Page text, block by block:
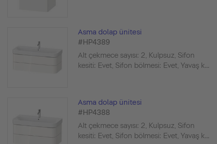
Asma dolap ünitesi
#HP4389
Alt çekmece sayısı: 2, Kulpsuz, Sifon
kesiti: Evet, Sifon bölmesi: Evet, Yavaş k...
Asma dolap ünitesi
#HP4388
Alt çekmece sayısı: 2, Kulpsuz, Sifon
kesiti: Evet, Sifon bölmesi: Evet, Yavaş k...